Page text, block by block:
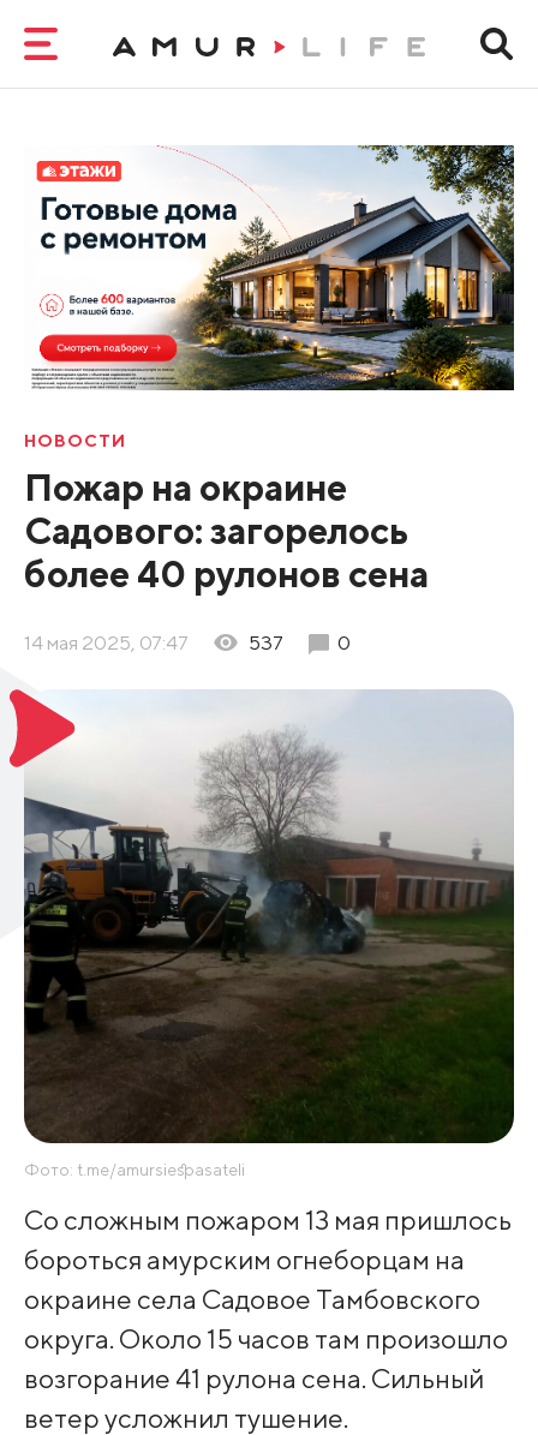
НОВОСТИ
Пожар на окраине
Садового: загорелось
более 40 рулонов сена
14 мая 2025, 07:47 537 0
Фото: t.me/amursiespasateli
Со сложным пожаром 13 мая пришлось
бороться амурским огнеборцам на
окраине села Садовое Тамбовского
округа. Около 15 часов там произошло
возгорание 41 рулона сена. Сильный
ветер усложнил тушение.